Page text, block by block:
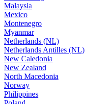
Malaysia
Mexico
Montenegro
Myanmar
Netherlands (NL)
Netherlands Antilles (NL)
New Caledonia
New Zealand
North Macedonia
Norway
Philippines